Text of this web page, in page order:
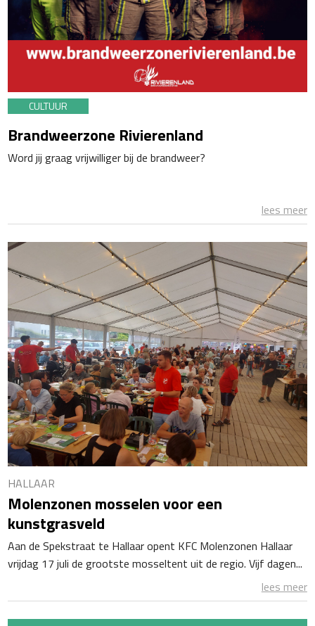
CULTUUR
Brandweerzone Rivierenland
Word jij graag vrijwilliger bij de brandweer?
lees meer
HALLAAR
Molenzonen mosselen voor een
kunstgrasveld
Aan de Spekstraat te Hallaar opent KFC Molenzonen Hallaar
vrijdag 17 juli de grootste mosseltent uit de regio. Vijf dagen...
lees meer